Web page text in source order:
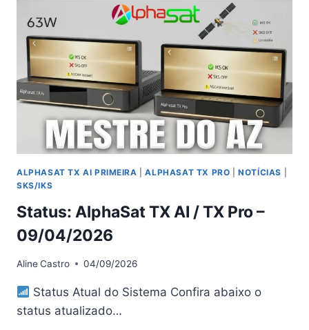
IKS/SKS
OFICIAL
–
01/05/2026
ALPHASAT TX AI PRIMEIRA |ALPHASAT TX PRO |NOTÍCIAS
SKS/IKS
Status: AlphaSat TX AI / TX Pro –
09/04/2026
AlineCastro 04/09/2026
Status Atual do Sistema Confira abaixo o
status atualizado…